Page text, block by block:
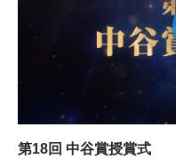
第18回 中谷賞授賞式